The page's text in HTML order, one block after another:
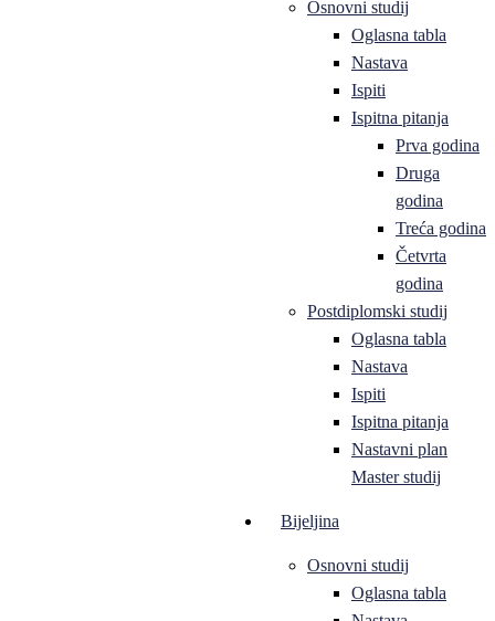
Osnovni studij
Oglasna tabla
Nastava
Ispiti
Ispitna pitanja
Prva godina
Druga
godina
Treća godina
Četvrta
godina
Postdiplomski studij
Oglasna tabla
Nastava
Ispiti
Ispitna pitanja
Nastavni plan
Master studij
Bijeljina
Osnovni studij
Oglasna tabla